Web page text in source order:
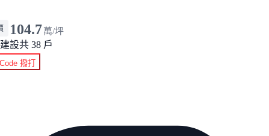
104.7萬/坪
設共 38 戶
撥打